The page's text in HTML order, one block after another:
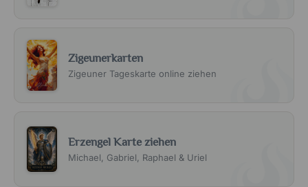
Zigeunerkarten
Zigeuner Tageskarte online ziehen
Erzengel Karte ziehen
Michael, Gabriel, Raphael & Uriel